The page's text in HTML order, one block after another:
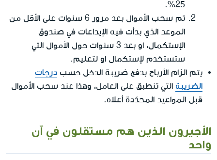
25%.
تم سحب الأموال بعد مرور 6 سنوات على الأقل من
الموعد الذي بدأت فيه الإيداعات في صندوق
الإستكمال، او بعد 3 سنوات حول الأموال التي
ستستخدم لإستكمال او لتعليم.
يتم الزام الأرباح بدفع ضريبة الدخل حسب درجات
الضريبة التي تنطبق على العامل، وهذا عند سحب الأموال
قبل المواعيد المحدّدة أعلاه.
الأجيرون الذين هم مستقلون في آن
واحد